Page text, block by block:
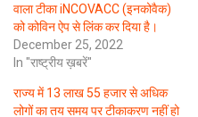
वाला टीका iNCOVACC (इनकोवैक)
को कोविन ऐप से लिंक कर दिया है।
December 25, 2022
In "राष्ट्रीय ख़बरें"
राज्य में 13 लाख 55 हजार से अधिक
लोगों का तय समय पर टीकाकरण नहीं हो